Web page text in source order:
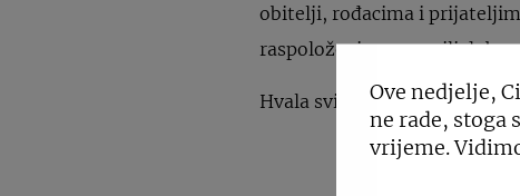
obitelji, rođacima i
raspoloženja, napravili dobro
Hvala svima od srca!
Ove nedjelje,
ne rade, stoga
vrijeme.